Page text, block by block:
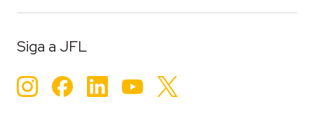
TageadoAplicativos,Automação Residencial,câmera
Siga a JFL
Instagram
Facebook
LinkedInYouTube